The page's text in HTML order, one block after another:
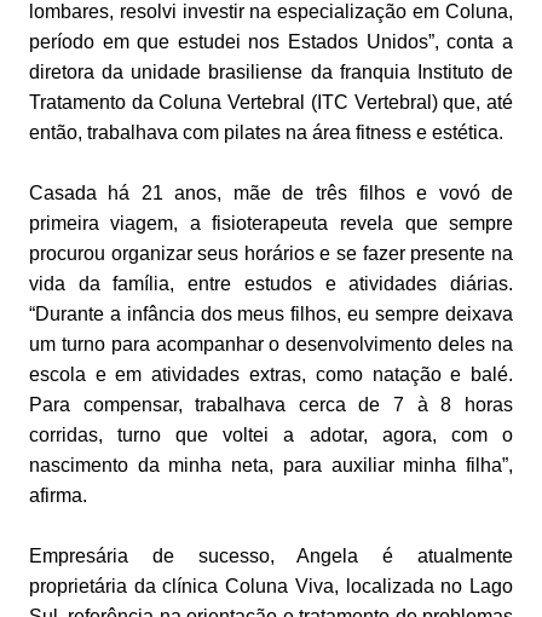
lombares, resolvi investir na especialização em Coluna,
período em que estudei nos Estados Unidos”, conta a
diretora da unidade brasiliense da franquia Instituto de
Tratamento da Coluna Vertebral (ITC Vertebral) que, até
então, trabalhava com pilates na área fitness e estética.
Casada há 21 anos, mãe de três filhos e vovó de
primeira viagem, a fisioterapeuta revela que sempre
procurou organizar seus horários e se fazer presente na
vida da família, entre estudos e atividades diárias.
“Durante a infância dos meus filhos, eu sempre deixava
um turno para acompanhar o desenvolvimento deles na
escola e em atividades extras, como natação e balé.
Para compensar, trabalhava cerca de 7 à 8 horas
corridas, turno que voltei a adotar, agora, com o
nascimento da minha neta, para auxiliar minha filha”,
afirma.
Empresária de sucesso, Angela é atualmente
proprietária da clínica Coluna Viva, localizada no Lago